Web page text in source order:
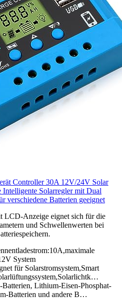
Controller 30A 12V/24V Solar
Intelligente Solarregler mit Dual
Batterien geeignet
LCD-Anzeige eignet sich für die
und Schwellenwerten bei
System
für Solarstromsystem,Smart
Lithium-Eisen-Phosphat-
Batterien und andere B…